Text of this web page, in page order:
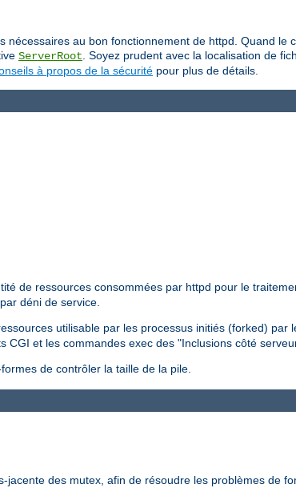
au bon fonctionnement de httpd. Quand le
ServerRoot . Soyez prudent avec la localisation de
à propos de la sécurité pour plus de détails.
de ressources consommées par httpd pour le
déni de service.
utilisable par les processus initiés (forked) par
et les commandes exec des "Inclusions côté
de contrôler la taille de la pile.
jacente des mutex, afin de résoudre les problèmes de